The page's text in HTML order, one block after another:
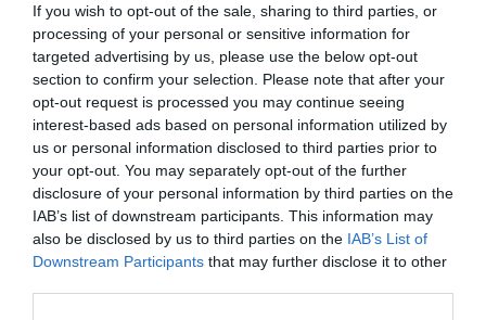
If you wish to opt-out of the sale, sharing to third parties, or
processing of your personal or sensitive information for
targeted advertising by us, please use the below opt-out
section to confirm your selection. Please note that after your
opt-out request is processed you may continue seeing
interest-based ads based on personal information utilized by
us or personal information disclosed to third parties prior to
your opt-out. You may separately opt-out of the further
disclosure of your personal information by third parties on the
IAB’s list of downstream participants. This information may
also be disclosed by us to third parties on the IAB’s List of
Downstream Participants that may further disclose it to other
Newsletter
Κάθε βδομάδα στο e-mail σας τα τελευταία νέα για
την Τέχνη και τον Πολιτισμό!
Ακολουθήστε το Culturenow.gr